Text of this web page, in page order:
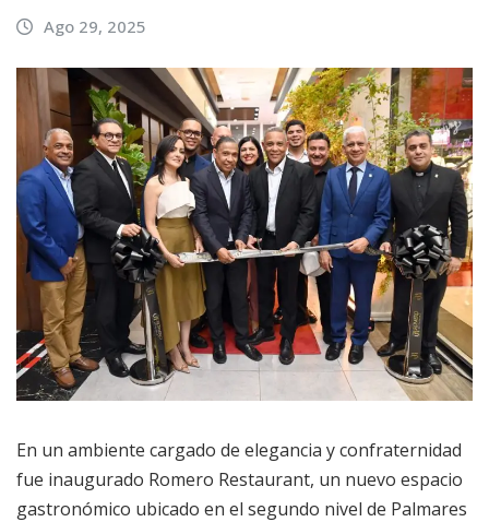
Ago 29, 2025
En un ambiente cargado de elegancia y confraternidad
fue inaugurado Romero Restaurant, un nuevo espacio
gastronómico ubicado en el segundo nivel de Palmares